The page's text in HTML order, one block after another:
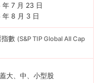
年 7 月 23 日
年 8 月 3 日
數 (S&P TIP Global All Cap
大、中、小型股